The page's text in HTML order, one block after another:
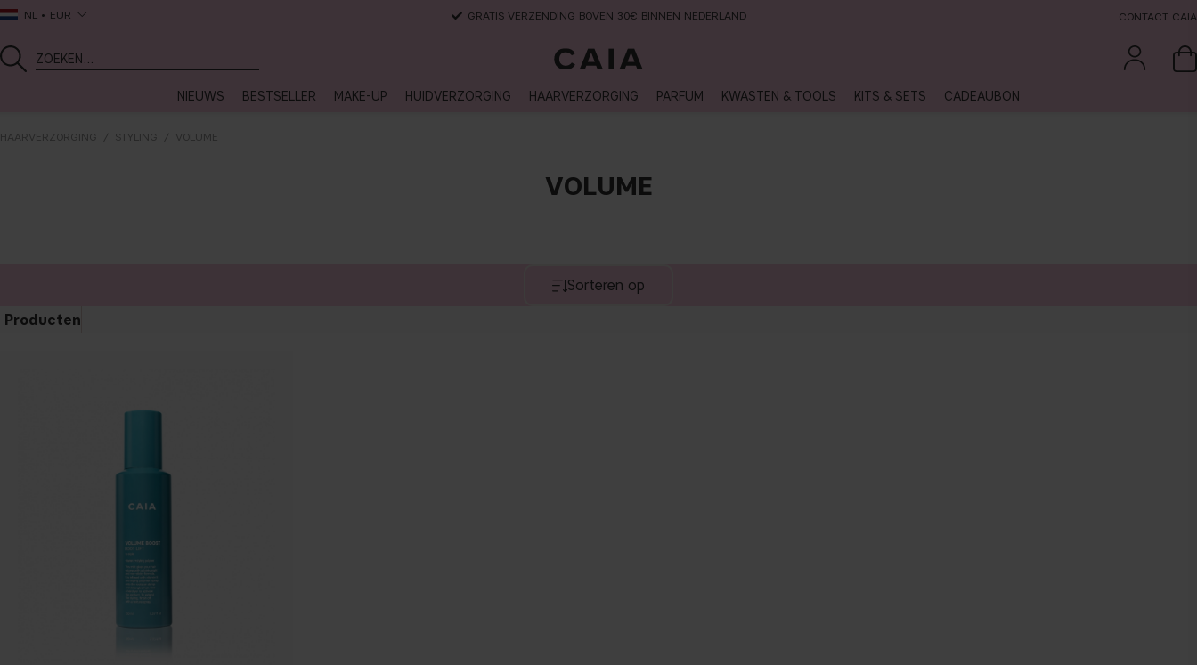
NL EUR GRATIS VERZENDING BOVEN 30€ BINNEN NEDERLAND CONTACT CAIA
NIEUWS BESTSELLER MAKE-UP HUIDVERZORGING HAARVERZORGING PARFUM KWASTEN & TOOLS KITS & SETS CADEAUBON
HAARVERZORGING STYLING VOLUME
VOLUME
Sorteren op
Producten